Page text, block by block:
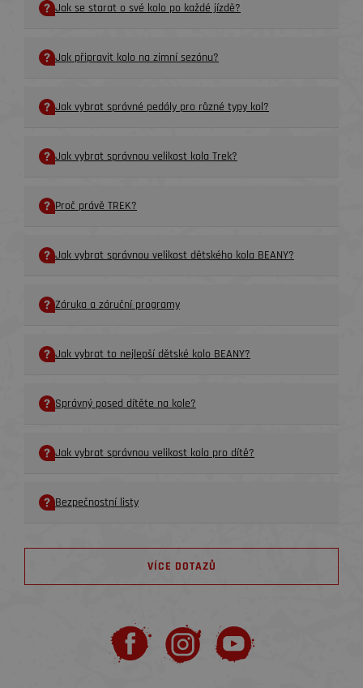
Jak se starat o své kolo po každé jízdě?
Jak připravit kolo na zimní sezónu?
Jak vybrat správné pedály pro různé typy kol?
Jak vybrat správnou velikost kola Trek?
Proč právě TREK?
Jak vybrat správnou velikost dětského kola BEANY?
Záruka a záruční programy
Jak vybrat to nejlepší dětské kolo BEANY?
Správný posed dítěte na kole?
Jak vybrat správnou velikost kola pro dítě?
Bezpečnostní listy
VÍCE DOTAZŮ